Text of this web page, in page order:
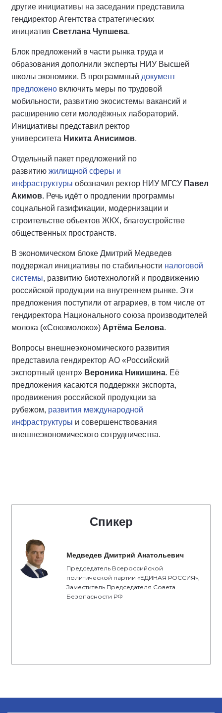
другие инициативы на заседании представила
гендиректор Агентства стратегических
инициатив Светлана Чупшева.
Блок предложений в части рынка труда и
образования дополнили эксперты НИУ Высшей
школы экономики. В программный документ
предложено включить меры по трудовой
мобильности, развитию экосистемы вакансий и
расширению сети молодёжных лабораторий.
Инициативы представил ректор
университета Никита Анисимов.
Отдельный пакет предложений по
развитию жилищной сферы и
инфраструктуры обозначил ректор НИУ МГСУ Павел
Акимов. Речь идёт о продлении программы
социальной газификации, модернизации и
строительстве объектов ЖКХ, благоустройстве
общественных пространств.
В экономическом блоке Дмитрий Медведев
поддержал инициативы по стабильности налоговой
системы, развитию биотехнологий и продвижению
российской продукции на внутреннем рынке. Эти
предложения поступили от аграриев, в том числе от
гендиректора Национального союза производителей
молока («Союзмолоко») Артёма Белова.
Вопросы внешнеэкономического развития
представила гендиректор АО «Российский
экспортный центр» Вероника Никишина. Её
предложения касаются поддержки экспорта,
продвижения российской продукции за
рубежом, развития международной
инфраструктуры и совершенствования
внешнеэкономического сотрудничества.
Спикер
Медведев Дмитрий Анатольевич
Председатель Всероссийской
политической партии «ЕДИНАЯ РОССИЯ»,
Заместитель Председателя Совета
Безопасности РФ